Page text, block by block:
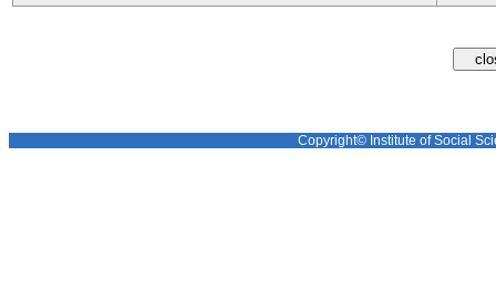
Copyright© Institute of Social